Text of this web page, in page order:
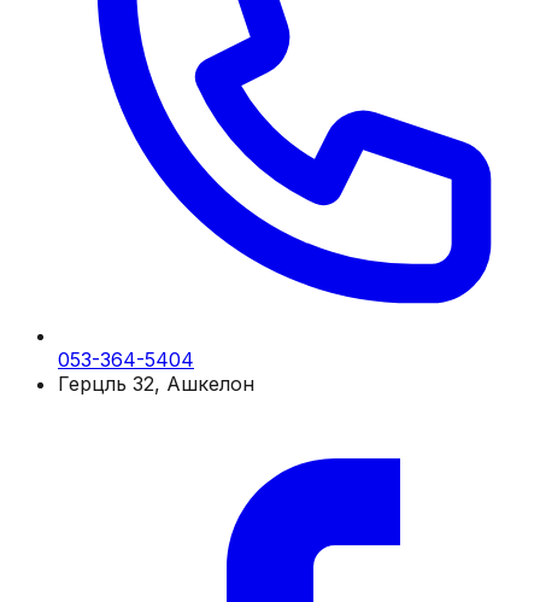
053-364-5404
Герцль 32, Ашкелон